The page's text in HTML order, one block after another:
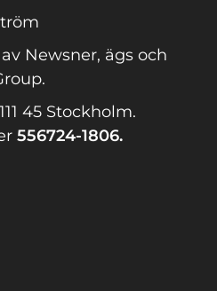
Newsner, ägs och
45 Stockholm.
556724-1806.